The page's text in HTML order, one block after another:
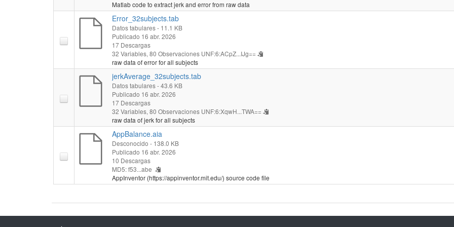
Matlab code to extract jerk and error from raw data
Error_32subjects.tab
Datos tabulares- 11.1 KB
Publicado 16 abr. 2026
17 Descargas
32 Variables, 80 Observaciones UNF:6:ACpZ...IJg==
raw data of error for all subjects
jerkAverage_32subjects.tab
Datos tabulares- 43.6 KB
Publicado 16 abr. 2026
17 Descargas
32 Variables, 80 Observaciones UNF:6:XqwH...TWA==
raw data of jerk for all subjects
AppBalance.aia
Desconocido - 138.0 KB
Publicado 16 abr. 2026
10 Descargas
MD5: f53...abe
AppInventor (https://appinventor.mit.edu/) source code file